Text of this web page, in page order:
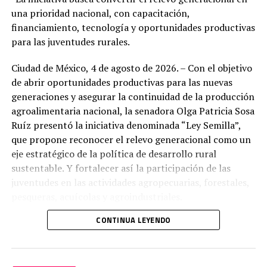
atraviesa un momento decisivo para transformar el
campo mediante el conocimiento, la innovación y la
colaboración entre productores, instituciones públicas,
centros de investigación y empresas comprometidas
con el desarrollo agroalimentario.
En ese contexto, destacó que el campo mexicano
enfrenta tres grandes desafíos: elevar la productividad
con innovación, fortalecer la seguridad alimentaria y
responder a los efectos del cambio climático.
una prioridad nacional, con capacitación,
financiamiento, tecnología y oportunidades productivas
para las juventudes rurales.
Ciudad de México, 4 de agosto de 2026. – Con el objetivo
de abrir oportunidades productivas para las nuevas
generaciones y asegurar la continuidad de la producción
agroalimentaria nacional, la senadora Olga Patricia Sosa
Ruíz presentó la iniciativa denominada “Ley Semilla”,
que propone reconocer el relevo generacional como un
eje estratégico de la política de desarrollo rural
sustentable. Y fortalecer así la participación de las
juventudes en las actividades agropecuarias, forestales,
La legisladora por Tamaulipas advirtió que el futuro de
la producción alimentaria nacional depende de que las
CONTINUA LEYENDO